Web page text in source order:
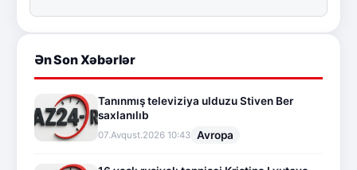
Ən Son Xəbərlər
Tanınmış televiziya ulduzu Stiven Ber
saxlanılıb
07.Avqust.2026 10:43 Avropa